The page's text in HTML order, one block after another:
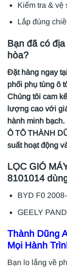
Kiểm tra & vệ
Lắp đúng
Bạn đã có
hòa?
Đặt hàng ngay
phối phụ tùng ô
Chúng tôi cam
lượng cao với
hành minh
Ô TÔ THÀNH
suất hoạt động
LỌC GIÓ
8101014
BYD F0
GEELY
Thành Dũng
Mọi Hành
Bạn lo lắng về